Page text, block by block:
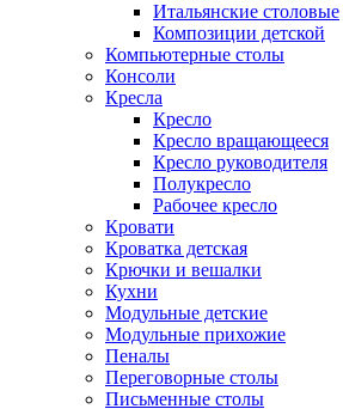
Итальянские столовые
Композиции детской
Компьютерные столы
Консоли
Кресла
Кресло
Кресло вращающееся
Кресло руководителя
Полукресло
Рабочее кресло
Кровати
Кроватка детская
Крючки и вешалки
Кухни
Модульные детские
Модульные прихожие
Пеналы
Переговорные столы
Письменные столы